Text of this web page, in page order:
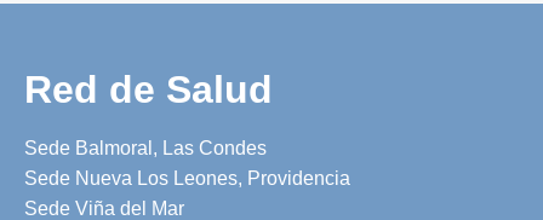
Red de Salud
Sede Balmoral, Las Condes
Sede Nueva Los Leones, Providencia
Sede Viña del Mar